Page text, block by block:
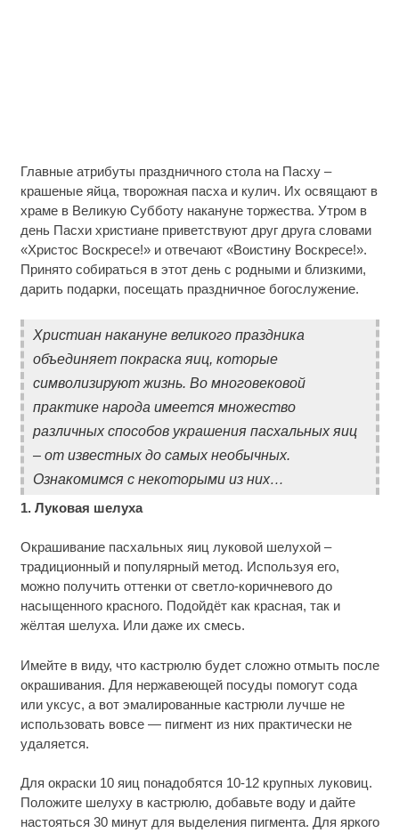
Главные атрибуты праздничного стола на Пасху –
крашеные яйца, творожная пасха и кулич. Их освящают в
храме в Великую Субботу накануне торжества. Утром в
день Пасхи христиане приветствуют друг друга словами
«Христос Воскресе!» и отвечают «Воистину Воскресе!».
Принято собираться в этот день с родными и близкими,
дарить подарки, посещать праздничное богослужение.
Христиан накануне великого праздника
объединяет покраска яиц, которые
символизируют жизнь. Во многовековой
практике народа имеется множество
различных способов украшения пасхальных яиц
– от известных до самых необычных.
Ознакомимся с некоторыми из них…
1. Луковая шелуха
Окрашивание пасхальных яиц луковой шелухой –
традиционный и популярный метод. Используя его,
можно получить оттенки от светло-коричневого до
насыщенного красного. Подойдёт как красная, так и
жёлтая шелуха. Или даже их смесь.
Имейте в виду, что кастрюлю будет сложно отмыть после
окрашивания. Для нержавеющей посуды помогут сода
или уксус, а вот эмалированные кастрюли лучше не
использовать вовсе — пигмент из них практически не
удаляется.
Для окраски 10 яиц понадобятся 10-12 крупных луковиц.
Положите шелуху в кастрюлю, добавьте воду и дайте
настояться 30 минут для выделения пигмента. Для яркого